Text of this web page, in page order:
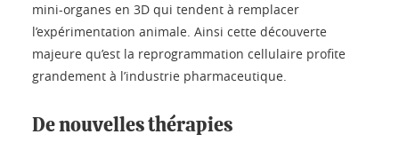
mini-organes en 3D qui tendent à remplacer
l’expérimentation animale. Ainsi cette découverte
majeure qu’est la reprogrammation cellulaire profite
grandement à l’industrie pharmaceutique.
De nouvelles thérapies